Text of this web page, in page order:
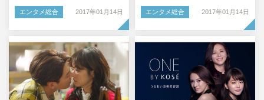
エンタメ総合 2017年01月14日 エンタメ総合 2017年01月14日